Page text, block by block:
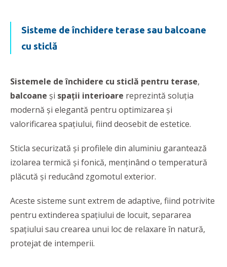
Sisteme de închidere terase sau balcoane
cu sticlă
Sistemele de închidere cu sticlă pentru terase,
balcoane și spații interioare reprezintă soluția
modernă și elegantă pentru optimizarea și
valorificarea spaţiului, fiind deosebit de estetice.
Sticla securizată și profilele din aluminiu garantează
izolarea termică și fonică, menținând o temperatură
plăcută și reducând zgomotul exterior.
Aceste sisteme sunt extrem de adaptive, fiind potrivite
pentru extinderea spaţiului de locuit, separarea
spaţiului sau crearea unui loc de relaxare în natură,
protejat de intemperii.